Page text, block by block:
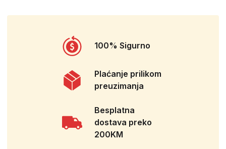
100% Sigurno
Plaćanje prilikom
preuzimanja
Besplatna
dostava preko
200KM